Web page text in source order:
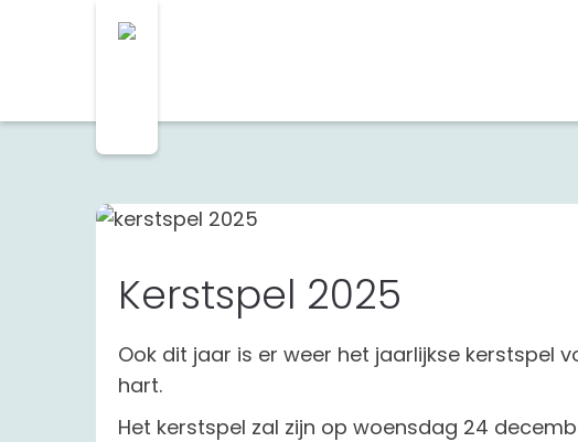
Kerstspel 2025
Ook dit jaar is er weer het jaarlijkse kerstspel
hart.
Het kerstspel zal zijn op woensdag 24